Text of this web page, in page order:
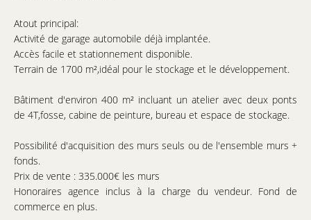
Atout principal:
Activité de garage automobile déjà implantée.
Accès facile et stationnement disponible.
Terrain de 1700 m²,idéal pour le stockage et le développement.
Bâtiment d'environ 400 m² incluant un atelier avec deux ponts
de 4T,fosse, cabine de peinture, bureau et espace de stockage.
Possibilité d'acquisition des murs seuls ou de l'ensemble murs +
fonds.
Prix de vente : 335.000€ les murs
Honoraires agence inclus à la charge du vendeur. Fond de
commerce en plus.